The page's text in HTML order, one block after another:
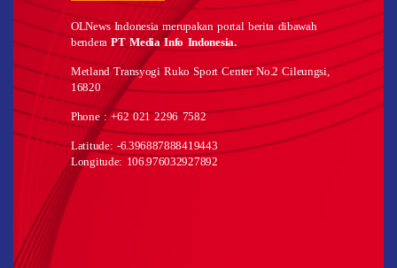
OLNews Indonesia merupakan portal berita dibawah
benderaPT Media Info Indonesia.
Metland Transyogi Ruko Sport Center No.2 Cileungsi,
16820
Phone : +62 021 2296 7582
Latitude: -6.396887888419443
Longitude: 106.976032927892